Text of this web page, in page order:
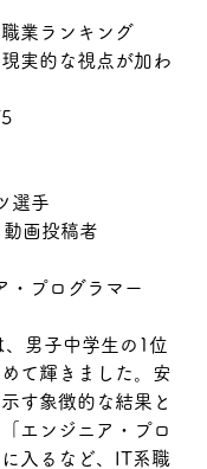
業ランキング
実的な視点が加わ
選手
画投稿者
・プログラマー
男子中学生の1位
て輝きました。安
す象徴的な結果と
エンジニア・プロ
入るなど、IT系職